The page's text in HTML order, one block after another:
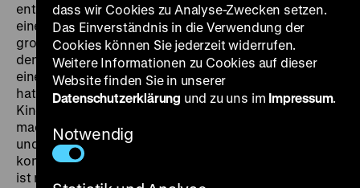
entschieden, dass sie den Jungen, dessen Eltern bei
einem Unfall ums Leben gekommen sind, gemeinsam
groß ziehen wollen. Jede Familie passt ein Jahr lang auf
den Jungen auf. Immer am Heiligabend kommt er von
einer Familie zur nächsten. Um sich dankbar zu zeigen,
hat Nikolas es sich zur Aufgabe gemacht, den anderen
Kindern seiner Gastfamilien Abschiedsgeschenke zu
machen. Meist schnitzt er kleine Spielfiguren aus Holz
und übergibt diese am heiligen Abend. Jedes Jahr
kommt eine Familie dazu. Als die Zeiten härter werden,
ist nur noch der mürrische Zimmermann Lisakki bereit,
dass wir Cookies zu Analyse-Zwecken setzen.
Das Einverständnis in die Verwendung der
Cookies können Sie jederzeit widerrufen.
Weitere Informationen zu Cookies auf dieser
Website finden Sie in unserer
Datenschutzerklärung und zu uns im Impressum.
Notwendig